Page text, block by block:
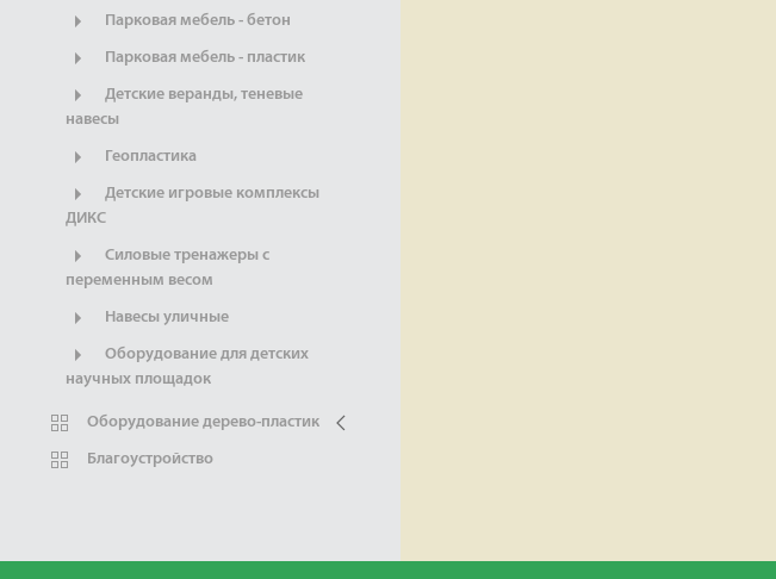
Парковая мебель - бетон
Парковая мебель - пластик
Детские веранды, теневые
навесы
Геопластика
Детские игровые комплексы
ДИКС
Силовые тренажеры с
переменным весом
Навесы уличные
Оборудование для детских
научных площадок
Оборудование дерево-пластик
Благоустройство